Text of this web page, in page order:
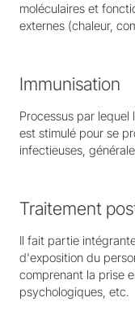
moléculaires et
externes (chaleur,
Immunisation
Processus par lequel
est stimulé pour se
infectieuses,
Traitement
Il fait partie
d'exposition du
comprenant la prise
psychologiques, etc.